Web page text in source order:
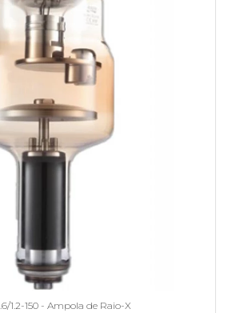
1.2-150 - Ampola de Raio-X